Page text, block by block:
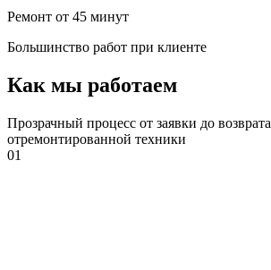
Ремонт от 45 минут
Большинство работ при клиенте
Как мы работаем
Прозрачный процесс от заявки до возврата
отремонтированной техники
01